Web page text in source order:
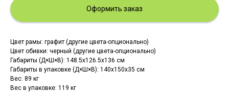
Оформить заказ
Цвет рамы: графит (другие цвета-опционально)
Цвет обивки: черный (другие цвета-опционально)
Габариты (Д×Ш×В): 148.5x126.5x136 см
Габариты в упаковке (Д×Ш×В): 140х150х35 см
Вес: 89 кг
Вес в упаковке: 119 кг